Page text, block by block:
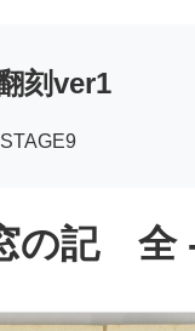
刻ver1
の記 全